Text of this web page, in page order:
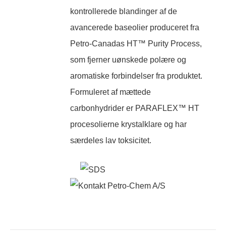
kontrollerede blandinger af de
avancerede baseolier produceret fra
Petro-Canadas HT™ Purity Process,
som fjerner uønskede polære og
aromatiske forbindelser fra produktet.
Formuleret af mættede
carbonhydrider er PARAFLEX™ HT
procesolierne krystalklare og har
særdeles lav toksicitet.